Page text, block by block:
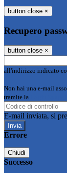
button close ×
Recupero
button close ×
all'indirizzo indicato
Non hai una e-mail
tramite la
E-mail inviata, si
Errore
Chiudi
Successo